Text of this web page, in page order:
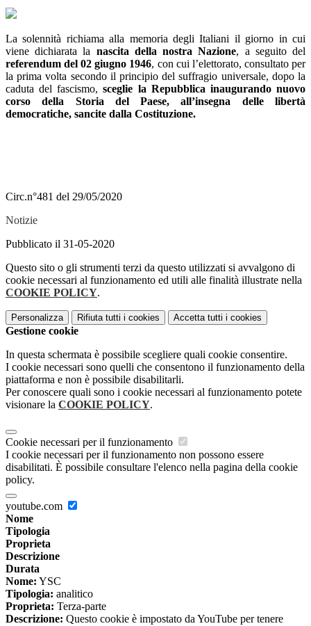
La solennità richiama alla memoria degli Italiani il giorno in cui
viene dichiarata la nascita della nostra Nazione, a seguito del
referendum del 02 giugno 1946, con cui l’elettorato, consultato per
la prima volta secondo il principio del suffragio universale, dopo la
caduta del fascismo, sceglie la Repubblica inaugurando nuovo
corso della Storia del Paese, all’insegna delle libertà
democratiche, sancite dalla Costituzione.
Circ.n°481 del 29/05/2020
Notizie
Pubblicato il 31-05-2020
Questo sito o gli strumenti terzi da questo utilizzati si avvalgono di
cookie necessari al funzionamento ed utili alle finalità illustrate nella
COOKIE POLICY.
Personalizza Rifiuta tutti i cookies Accetta tutti i cookies
Gestione cookie
In questa schermata è possibile scegliere quali cookie consentire.
I cookie necessari sono quelli che consentono il funzionamento della
piattaforma e non è possibile disabilitarli.
Per conoscere quali sono i cookie necessari al funzionamento potete
visionare la COOKIE POLICY.
Cookie necessari per il funzionamento
I cookie necessari per il funzionamento non possono essere
disabilitati. È possibile consultare l'elenco nella pagina della cookie
policy.
youtube.com
Nome
Tipologia
Proprieta
Descrizione
Durata
Nome: YSC
Tipologia: analitico
Proprieta: Terza-parte
Descrizione: Questo cookie è impostato da YouTube per tenere